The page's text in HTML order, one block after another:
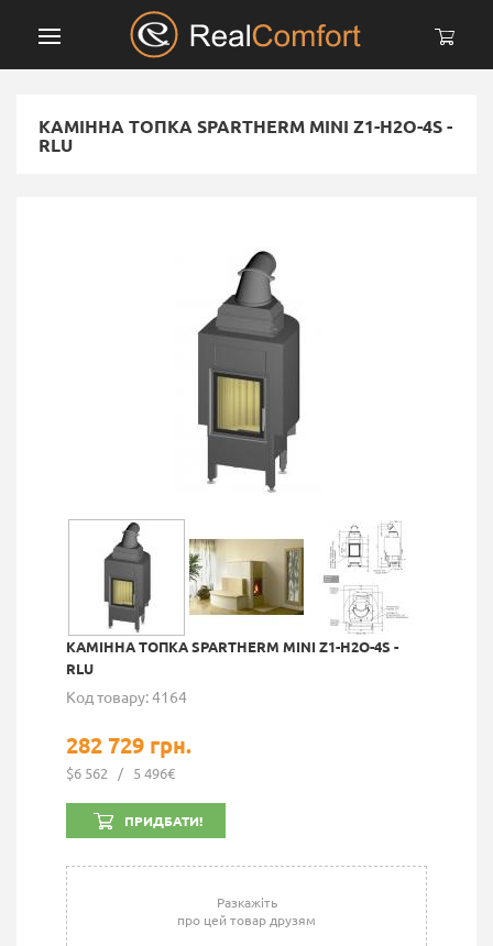
КАМІННА ТОПКА SPARTHERM MINI Z1-H2O-4S -
RLU
КАМІННА ТОПКА SPARTHERM MINI Z1-H2O-4S -
RLU
Код товару: 4164
282 729 грн.
$6 562 / 5 496€
ПРИДБАТИ!
Разкажіть
про цей товар друзям